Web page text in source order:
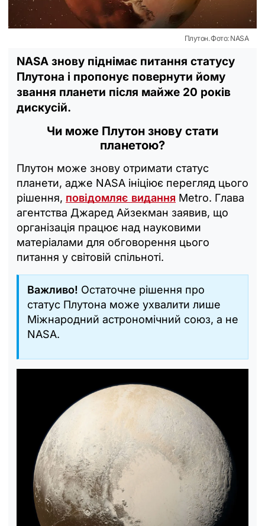
Плутон. Фото: NASA
NASA знову піднімає питання статусу
Плутона і пропонує повернути йому
звання планети після майже 20 років
дискусій.
Чи може Плутон знову стати
планетою?
Плутон може знову отримати статус
планети, адже NASA ініціює перегляд цього
рішення, повідомляє видання Metro. Глава
агентства Джаред Айзекман заявив, що
організація працює над науковими
матеріалами для обговорення цього
питання у світовій спільноті.
Важливо! Остаточне рішення про
статус Плутона може ухвалити лише
Міжнародний астрономічний союз, а не
NASA.